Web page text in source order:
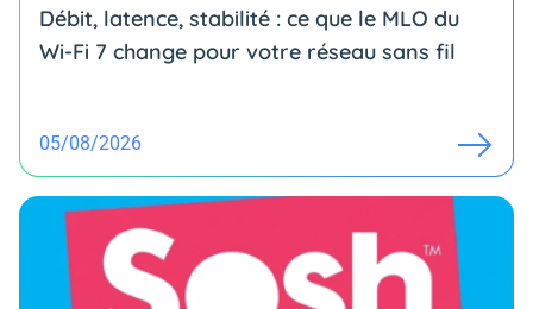
Débit, latence, stabilité : ce que le MLO du
Wi-Fi 7 change pour votre réseau sans fil
05/08/2026